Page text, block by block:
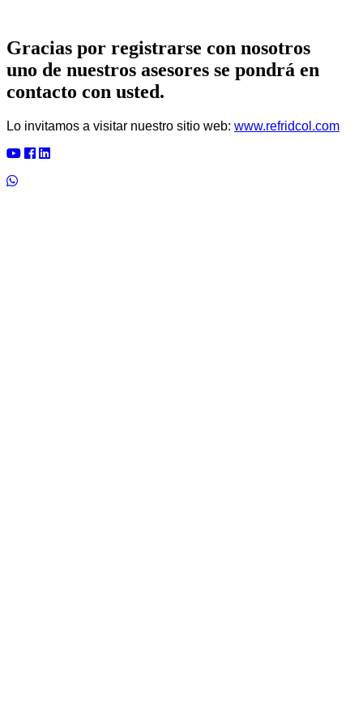
Gracias por registrarse con nosotros
uno de nuestros asesores se pondrá en
contacto con usted.
Lo invitamos a visitar nuestro sitio web: www.refridcol.com